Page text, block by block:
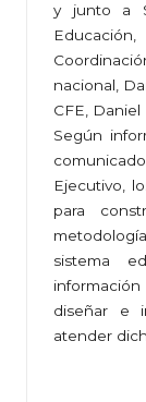
y junto a
nacional,
CFE, Daniel
Según
Ejecutivo,
para
sistema
diseñar e
atender